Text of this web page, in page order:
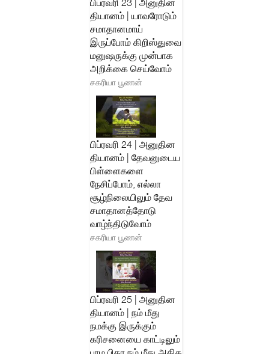
பிப்ரவரி 23 | அனுதின
தியானம் | யாவரோடும்
சமாதானமாய்
இருப்போம் கிறிஸ்துவை
மனுஷருக்கு முன்பாக
அறிக்கை செய்வோம்
சகரியா பூணன்
பிப்ரவரி 24 | அனுதின
தியானம் | தேவனுடைய
பிள்ளைகளை
நேசிப்போம், எல்லா
சூழ்நிலையிலும் தேவ
சமாதானத்தோடு
வாழ்ந்திடுவோம்
சகரியா பூணன்
பிப்ரவரி 25 | அனுதின
தியானம் | நம் மீது
நமக்கு இருக்கும்
கரிசனையை காட்டிலும்